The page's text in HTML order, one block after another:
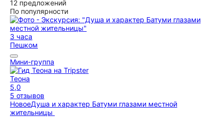
12 предложений
По популярности
3 часа
Пешком
Мини-группа
Теона
5,0
5 отзывов
НовоеДуша и характер Батуми глазами местной
жительницы